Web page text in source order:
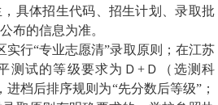
具体招生代码、招生计划、录取批
布的信息为准。
实行“专业志愿清”录取原则；在江苏
测试的等级要求为Ｄ +Ｄ（选测科
进档后排序规则为“先分数后等级” ；